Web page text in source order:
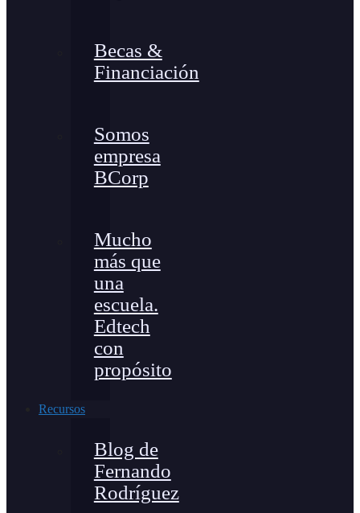
Becas &
Financiación
Somos
empresa
BCorp
Mucho
más que
una
escuela.
Edtech
con
propósito
Recursos
Blog de
Fernando
Rodríguez